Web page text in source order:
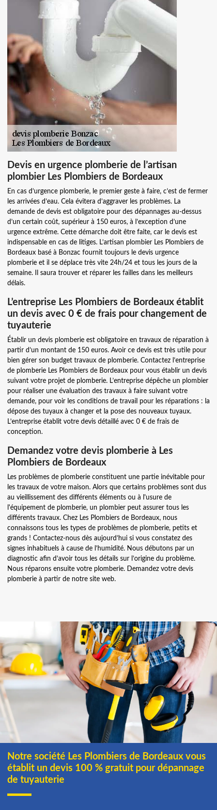
Devis en urgence plomberie de l’artisan
plombier Les Plombiers de Bordeaux
En cas d’urgence plomberie, le premier geste à faire, c’est de fermer
les arrivées d’eau. Cela évitera d’aggraver les problèmes. La
demande de devis est obligatoire pour des dépannages au-dessus
d’un certain coût, supérieur à 150 euros, à l’exception d’une
urgence extrême. Cette démarche doit être faite, car le devis est
indispensable en cas de litiges. L’artisan plombier Les Plombiers de
Bordeaux basé à Bonzac fournit toujours le devis urgence
plomberie et il se déplace très vite 24h/24 et tous les jours de la
semaine. Il saura trouver et réparer les failles dans les meilleurs
délais.
L’entreprise Les Plombiers de Bordeaux établit
un devis avec 0 € de frais pour changement de
tuyauterie
Établir un devis plomberie est obligatoire en travaux de réparation à
partir d’un montant de 150 euros. Avoir ce devis est très utile pour
bien gérer son budget travaux de plomberie. Contactez l’entreprise
de plomberie Les Plombiers de Bordeaux pour vous établir un devis
suivant votre projet de plomberie. L’entreprise dépêche un plombier
pour réaliser une évaluation des travaux à faire suivant votre
demande, pour voir les conditions de travail pour les réparations : la
dépose des tuyaux à changer et la pose des nouveaux tuyaux.
L’entreprise établit votre devis détaillé avec 0 € de frais de
conception.
Demandez votre devis plomberie à Les
Plombiers de Bordeaux
Les problèmes de plomberie constituent une partie inévitable pour
les travaux de votre maison. Alors que certains problèmes sont dus
au vieillissement des différents éléments ou à l'usure de
l'équipement de plomberie, un plombier peut assurer tous les
différents travaux. Chez Les Plombiers de Bordeaux, nous
connaissons tous les types de problèmes de plomberie, petits et
grands ! Contactez-nous dès aujourd’hui si vous constatez des
signes inhabituels à cause de l’humidité. Nous débutons par un
diagnostic afin d’avoir tous les détails sur l’origine du problème.
Nous réparons ensuite votre plomberie. Demandez votre devis
plomberie à partir de notre site web.
Notre société Les Plombiers de Bordeaux vous
établit un devis 100 % gratuit pour dépannage
de tuyauterie